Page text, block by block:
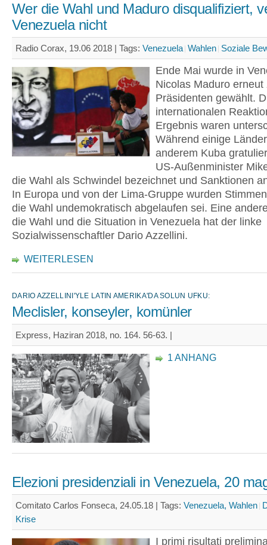
Wer die Wahl und Maduro disqualifiziert,
Venezuela nicht
Radio Corax, 19.06 2018 | Tags: Venezuela Wahlen Soziale
Ende Mai wurde in
Nicolas Maduro erneut
Präsidenten gewählt.
internationalen
Ergebnis waren
Während einige
anderem Kuba
US-Außenminister
die Wahl als Schwindel bezeichnet und Sanktionen
In Europa und von der Lima-Gruppe wurden
die Wahl undemokratisch abgelaufen sei. Eine
die Wahl und die Situation in Venezuela hat der linke
Sozialwissenschaftler Dario Azzellini.
WEITERLESEN
DARIO AZZELLINI'YLE LATIN AMERIKA'DA SOLUN UFKU:
Meclisler, konseyler, komünler
Express, Haziran 2018, no. 164. 56-63. |
1 ANHANG
Elezioni presidenziali in Venezuela, 20
Comitato Carlos Fonseca, 24.05.18 | Tags: Venezuela, Wahlen
Krise
I primi risultati